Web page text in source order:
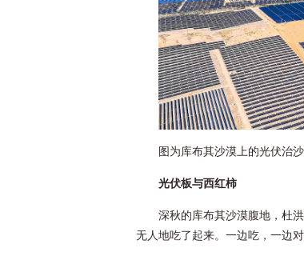
图为库布其沙漠上的光伏治
光伏板与西红柿
深秋的库布其沙漠腹地，杜
无人地吃了起来。一边吃，一边